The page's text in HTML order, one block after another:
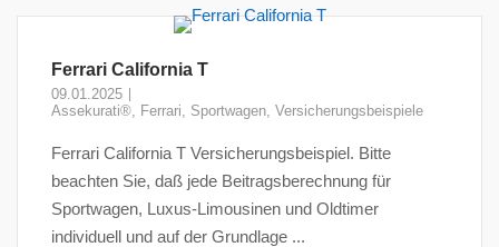
Ferrari California T
09.01.2025
Assekurati®, Ferrari, Sportwagen, Versicherungsbeispiele
Ferrari California T Versicherungsbeispiel. Bitte
beachten Sie, daß jede Beitragsberechnung für
Sportwagen, Luxus-Limousinen und Oldtimer
individuell und auf der Grundlage ...